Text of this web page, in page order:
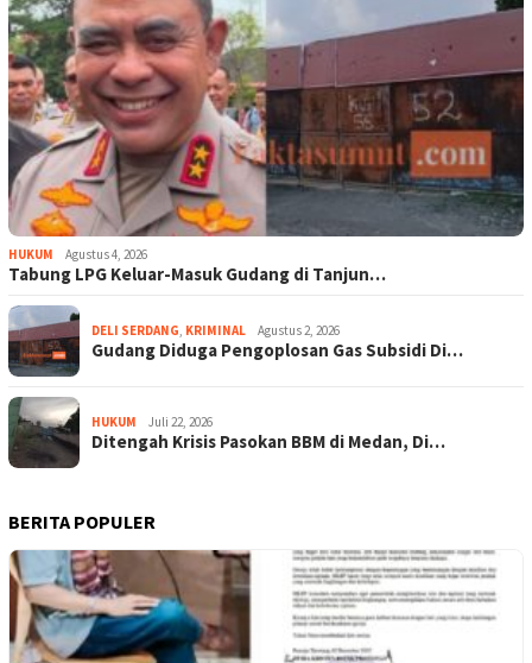
HUKUM Agustus 4, 2026
Tabung LPG Keluar-Masuk Gudang di Tanjun…
DELI SERDANG KRIMINAL Agustus 2, 2026
Gudang Diduga Pengoplosan Gas Subsidi Di…
HUKUM Juli 22, 2026
Ditengah Krisis Pasokan BBM di Medan, Di…
BERITA POPULER